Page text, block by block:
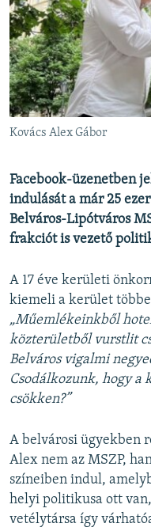
A PÉNZ NYOMÁBAN
EURÓPAI UNIÓ
VILÁG
KLÍMAVÁLTOZÁS
A MÚLT TANULSÁGAI
KÖVESSEN MINKET!
Valamennyi RFE/RL
Kovács Alex Gábor
Facebook-üzenetben
indulását a már 25
Belváros-Lipótváros
frakciót is vezető
A 17 éve kerületi
kiemeli a kerület
„Műemlékeinkből
közterületből vurstlit
Belváros vigalmi
Csodálkozunk, hogy a
csökken?”
A belvárosi ügyekben
Alex nem az MSZP,
színeiben indul,
helyi politikusa ott
vetélytársa így